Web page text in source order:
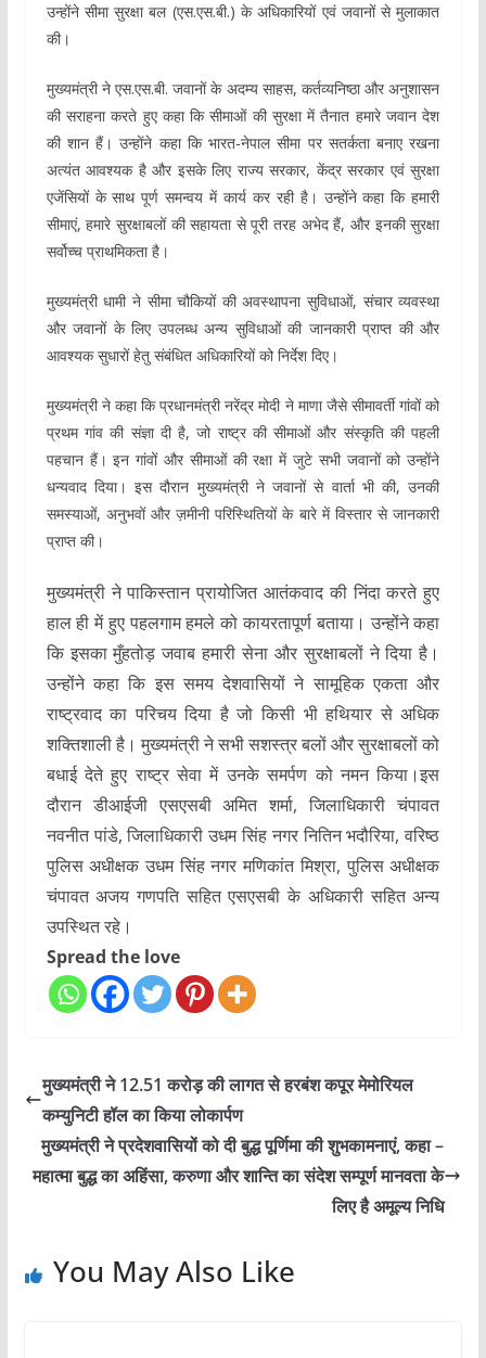
उन्होंने सीमा सुरक्षा बल (एस.एस.बी.) के अधिकारियों एवं जवानों से मुलाकात
की।
मुख्यमंत्री ने एस.एस.बी. जवानों के अदम्य साहस, कर्तव्यनिष्ठा और अनुशासन
की सराहना करते हुए कहा कि सीमाओं की सुरक्षा में तैनात हमारे जवान देश
की शान हैं। उन्होंने कहा कि भारत-नेपाल सीमा पर सतर्कता बनाए रखना
अत्यंत आवश्यक है और इसके लिए राज्य सरकार, केंद्र सरकार एवं सुरक्षा
एजेंसियों के साथ पूर्ण समन्वय में कार्य कर रही है। उन्होंने कहा कि हमारी
सीमाएं, हमारे सुरक्षाबलों की सहायता से पूरी तरह अभेद हैं, और इनकी सुरक्षा
सर्वोच्च प्राथमिकता है।
मुख्यमंत्री धामी ने सीमा चौकियों की अवस्थापना सुविधाओं, संचार व्यवस्था
और जवानों के लिए उपलब्ध अन्य सुविधाओं की जानकारी प्राप्त की और
आवश्यक सुधारों हेतु संबंधित अधिकारियों को निर्देश दिए।
मुख्यमंत्री ने कहा कि प्रधानमंत्री नरेंद्र मोदी ने माणा जैसे सीमावर्ती गांवों को
प्रथम गांव की संज्ञा दी है, जो राष्ट्र की सीमाओं और संस्कृति की पहली
पहचान हैं। इन गांवों और सीमाओं की रक्षा में जुटे सभी जवानों को उन्होंने
धन्यवाद दिया। इस दौरान मुख्यमंत्री ने जवानों से वार्ता भी की, उनकी
समस्याओं, अनुभवों और ज़मीनी परिस्थितियों के बारे में विस्तार से जानकारी
प्राप्त की।
मुख्यमंत्री ने पाकिस्तान प्रायोजित आतंकवाद की निंदा करते हुए
हाल ही में हुए पहलगाम हमले को कायरतापूर्ण बताया। उन्होंने कहा
कि इसका मुँहतोड़ जवाब हमारी सेना और सुरक्षाबलों ने दिया है।
उन्होंने कहा कि इस समय देशवासियों ने सामूहिक एकता और
राष्ट्रवाद का परिचय दिया है जो किसी भी हथियार से अधिक
शक्तिशाली है। मुख्यमंत्री ने सभी सशस्त्र बलों और सुरक्षाबलों को
बधाई देते हुए राष्ट्र सेवा में उनके समर्पण को नमन किया।इस
दौरान डीआईजी एसएसबी अमित शर्मा, जिलाधिकारी चंपावत
नवनीत पांडे, जिलाधिकारी उधम सिंह नगर नितिन भदौरिया, वरिष्ठ
पुलिस अधीक्षक उधम सिंह नगर मणिकांत मिश्रा, पुलिस अधीक्षक
चंपावत अजय गणपति सहित एसएसबी के अधिकारी सहित अन्य
उपस्थित रहे।
Spread the love
मुख्यमंत्री ने 12.51 करोड़ की लागत से हरबंश कपूर मेमोरियल
कम्युनिटी हॉल का किया लोकार्पण
मुख्यमंत्री ने प्रदेशवासियों को दी बुद्ध पूर्णिमा की शुभकामनाएं, कहा –
महात्मा बुद्ध का अहिंसा, करुणा और शान्ति का संदेश सम्पूर्ण मानवता के
लिए है अमूल्य निधि
You May Also Like